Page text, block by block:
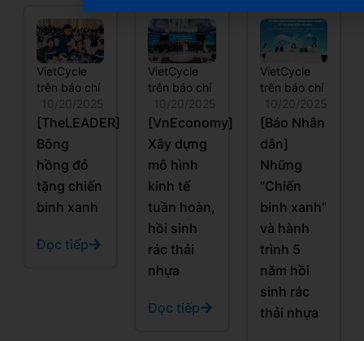
VietCycle
trên báo chí
10/20/2025
[TheLEADER]
Bông
hồng đỏ
tặng chiến
binh xanh
Đọc tiếp
VietCycle
trên báo chí
10/20/2025
[VnEconomy]
Xây dựng
mô hình
kinh tế
tuần hoàn,
hồi sinh
rác thải
nhựa
Đọc tiếp
VietCycle
trên báo chí
10/20/2025
[Báo Nhân
dân]
Những
“Chiến
binh xanh”
và hành
trình 5
năm hồi
sinh rác
thải nhựa